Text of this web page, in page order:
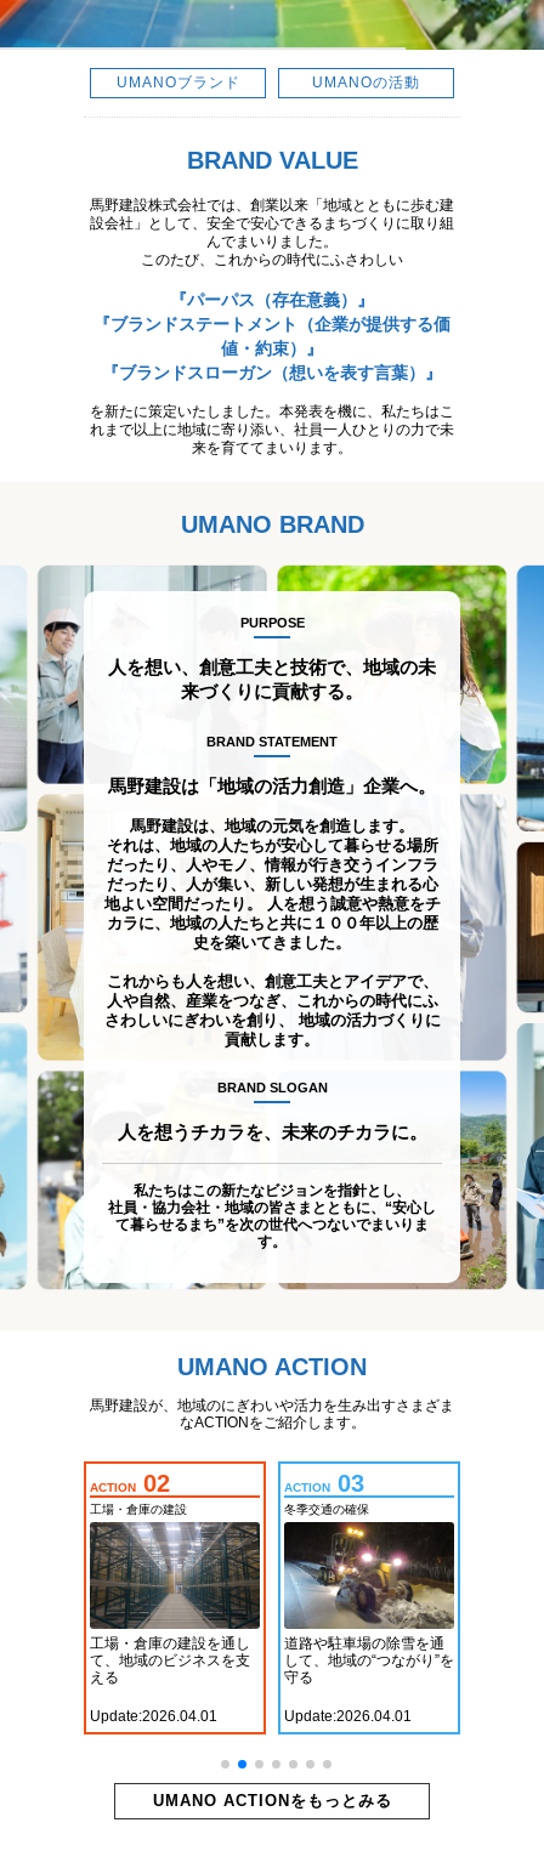
UMANOブランド UMANOの活動
BRAND VALUE
馬野建設株式会社では、創業以来「地域とともに歩む建
設会社」として、安全で安心できるまちづくりに取り組
んでまいりました。
このたび、これからの時代にふさわしい
『パーパス（存在意義）』
『ブランドステートメント（企業が提供する価
値・約束）』
『ブランドスローガン（想いを表す言葉）』
を新たに策定いたしました。本発表を機に、私たちはこ
れまで以上に地域に寄り添い、社員一人ひとりの力で未
来を育ててまいります。
UMANO BRAND
PURPOSE
人を想い、創意工夫と技術で、地域の未
来づくりに貢献する。
BRAND STATEMENT
馬野建設は「地域の活力創造」企業へ。
馬野建設は、地域の元気を創造します。
それは、地域の人たちが安心して暮らせる場所
だったり、人やモノ、情報が行き交うインフラ
だったり、 人が集い、新しい発想が生まれる心
地よい空間だったり。
人を想う誠意や熱意をチ
カラに、地域の人たちと共に１００年以上の歴
史を築いてきました。
これからも人を想い、創意工夫とアイデアで、
人や自然、産業をつなぎ、これからの時代にふ
さわしいにぎわいを創り、
地域の活力づくりに
貢献します。
BRAND SLOGAN
人を想うチカラを、未来のチカラに。
私たちはこの新たなビジョンを指針とし、
社員・協力会社・地域の皆さまとともに、“安心し
て暮らせるまち”を次の世代へつないでまいりま
す。
UMANO ACTION
馬野建設が、地域のにぎわいや活力を生み出すさまざま
なACTIONをご紹介します。
ACTION 02
工場・倉庫の建設
工場・倉庫の建設を通し
て、地域のビジネスを支
える
Update:2026.04.01
ACTION 03
冬季交通の確保
道路や駐車場の除雪を通
して、地域の“つながり”を
守る
Update:2026.04.01
UMANO ACTIONをもっとみる